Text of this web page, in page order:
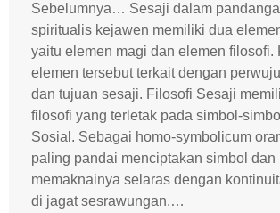
Sebelumnya… Sesaji dalam
spiritualis kejawen memiliki dua
yaitu elemen magi dan elemen filosofi.
elemen tersebut terkait dengan
dan tujuan sesaji. Filosofi Sesaji
filosofi yang terletak pada simbol-
Sosial. Sebagai homo-symbolicum
paling pandai menciptakan simbol dan
memaknainya selaras dengan
di jagat sesrawungan.…